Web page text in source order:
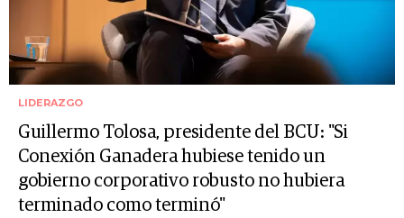
LIDERAZGO
Guillermo Tolosa, presidente del BCU: "Si
Conexión Ganadera hubiese tenido un
gobierno corporativo robusto no hubiera
terminado como terminó"